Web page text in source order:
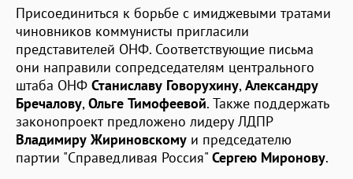
Присоединиться к борьбе с имиджевыми тратами
чиновников коммунисты пригласили
представителей ОНФ. Соответствующие письма
они направили сопредседателям центрального
штаба ОНФ Станиславу Говорухину,Александру
Бречалову,Ольге Тимофеевой. Также поддержать
законопроект предложено лидеру ЛДПР
Владимиру Жириновскому и председателю
партии "Справедливая Россия" Сергею Миронову.